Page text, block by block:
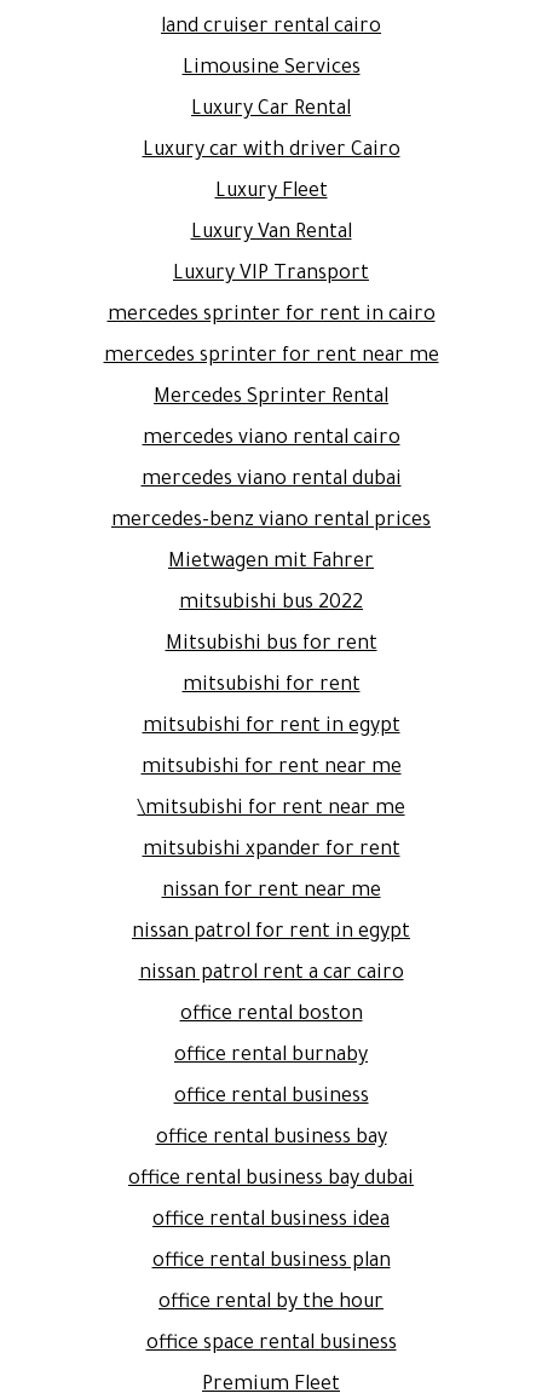
land cruiser rental cairo
Limousine Services
Luxury Car Rental
Luxury car with driver Cairo
Luxury Fleet
Luxury Van Rental
Luxury VIP Transport
mercedes sprinter for rent in cairo
mercedes sprinter for rent near me
Mercedes Sprinter Rental
mercedes viano rental cairo
mercedes viano rental dubai
mercedes-benz viano rental prices
Mietwagen mit Fahrer
mitsubishi bus 2022
Mitsubishi bus for rent
mitsubishi for rent
mitsubishi for rent in egypt
mitsubishi for rent near me
mitsubishi for rent near me\
mitsubishi xpander for rent
nissan for rent near me
nissan patrol for rent in egypt
nissan patrol rent a car cairo
office rental boston
office rental burnaby
office rental business
office rental business bay
office rental business bay dubai
office rental business idea
office rental business plan
office rental by the hour
office space rental business
Premium Fleet